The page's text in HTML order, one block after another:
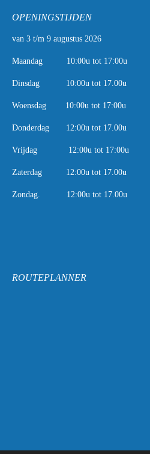
OPENINGSTIJDEN
van 3 t/m 9 augustus 2026
Maandag 10:00u tot 17:00u
Dinsdag 10:00u tot 17.00u
Woensdag 10:00u tot 17:00u
Donderdag 12:00u tot 17.00u
Vrijdag 12:00u tot 17:00u
Zaterdag 12:00u tot 17.00u
Zondag. 12:00u tot 17.00u
ROUTEPLANNER